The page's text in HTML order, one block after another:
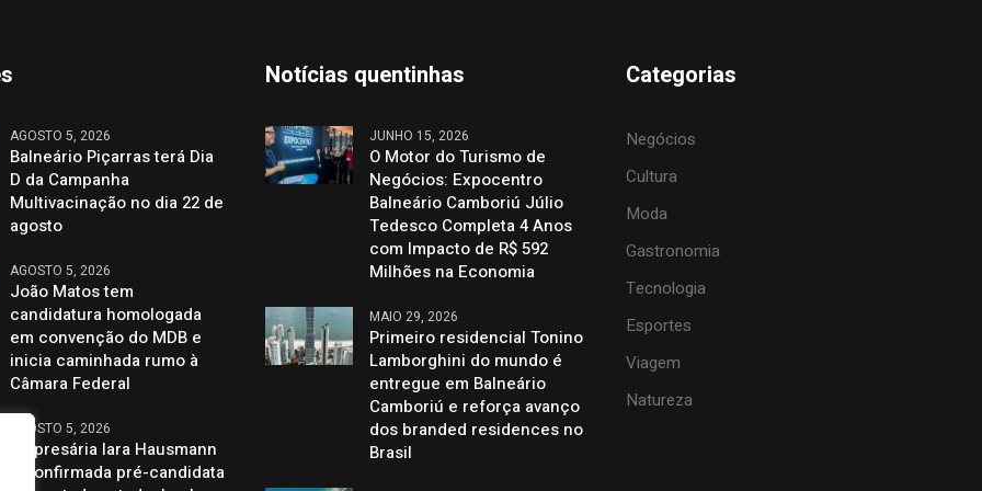
AGOSTO 5, 2026
Balneário Piçarras terá Dia
D da Campanha
Multivacinação no dia 22 de
agosto
AGOSTO 5, 2026
João Matos tem
candidatura homologada
em convenção do MDB e
inicia caminhada rumo à
Câmara Federal
AGOSTO 5, 2026
Empresária Iara Hausmann
é confirmada pré-candidata
Notícias quentinhas
JUNHO 15, 2026
O Motor do Turismo de
Negócios: Expocentro
Balneário Camboriú Júlio
Tedesco Completa 4 Anos
com Impacto de R$ 592
Milhões na Economia
MAIO 29, 2026
Primeiro residencial Tonino
Lamborghini do mundo é
entregue em Balneário
Camboriú e reforça avanço
dos branded residences no
Brasil
Categorias
Negócios
Cultura
Moda
Gastronomia
Tecnologia
Esportes
Viagem
Natureza